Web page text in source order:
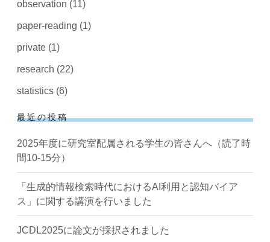
observation (11)
paper-reading (1)
private (1)
research (22)
statistics (6)
最近の投稿
2025年度に研究室配属される学生の皆さんへ（読了時
間10-15分）
「生成的情報検索時代におけるAI利用と認知バイア
ス」に関する講演を行いました
JCDL2025に論文が採択されました